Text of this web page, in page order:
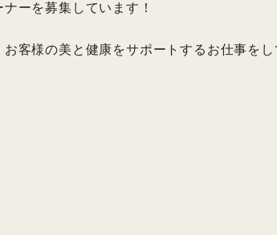
ーを募集しています！
客様の美と健康をサポートするお仕事を